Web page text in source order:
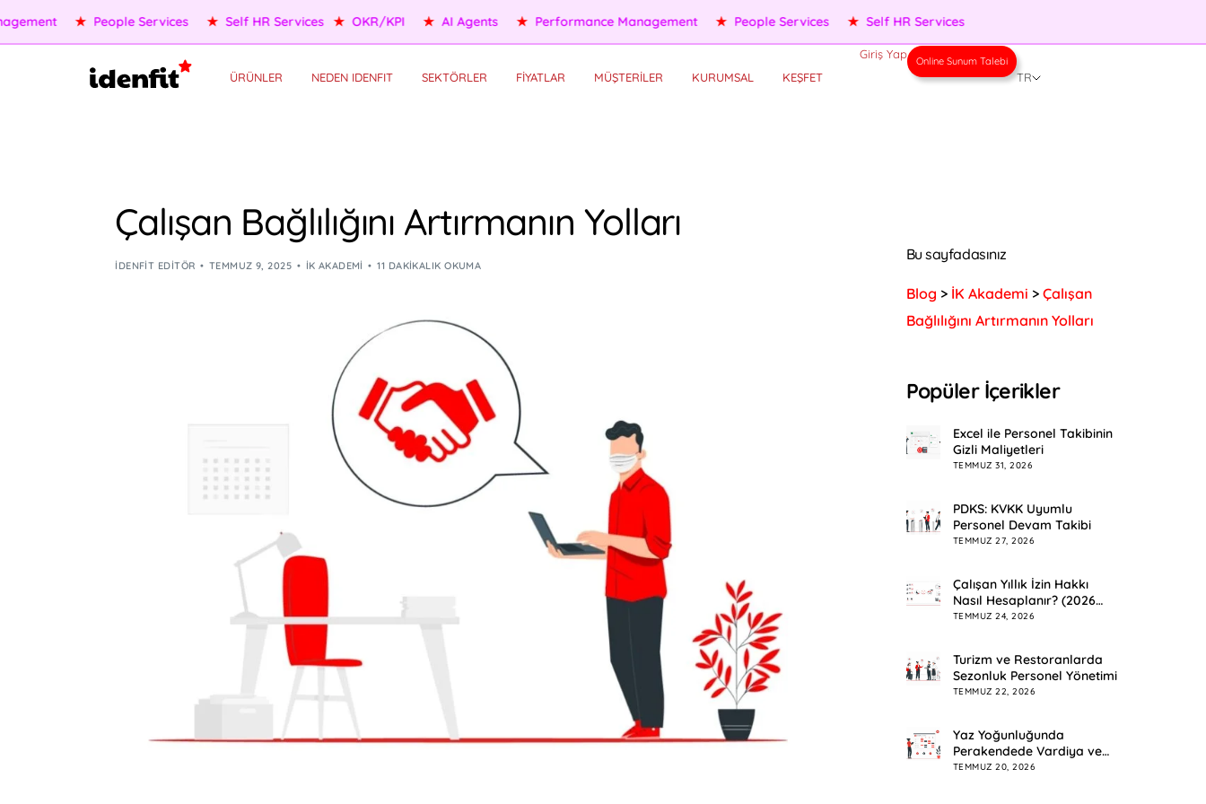
OKR/KPI ★ AI Agents ★ Performance Management ★ People Services ★ Self HR Services ★ OKR/KPI ★ AI Agents ★ Performance Management
ÜRÜNLER NEDEN IDENFIT SEKTÖRLER FİYATLAR MÜŞTERİLER KURUMSAL KEŞFET
Giriş Yap Online Sunum Talebi
TR
Çalışan Bağlılığını Artırmanın Yolları
IDENFIT EDITÖR TEMMUZ 9, 2025 İK AKADEMI 11 DAKIKALIK OKUMA
Bu sayfadasınız
Blog > İK Akademi > Çalışan
Bağlılığını Artırmanın Yolları
Popüler İçerikler
Excel ile Personel Takibinin
Gizli Maliyetleri
TEMMUZ 31, 2026
PDKS: KVKK Uyumlu
Personel Devam Takibi
TEMMUZ 27, 2026
Çalışan Yıllık İzin Hakkı
Nasıl Hesaplanır? (2026
Rehberi)
TEMMUZ 24, 2026
Turizm ve Restoranlarda
Sezonluk Personel Yönetimi
TEMMUZ 22, 2026
Yaz Yoğunluğunda
Perakendede Vardiya ve
Mesai Planlama
TEMMUZ 20, 2026